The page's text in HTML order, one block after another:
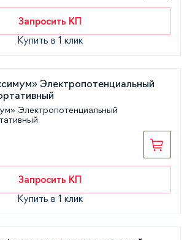
Запросить КП
Купить в 1 клик
Электропотенциальный
Запросить КП
Купить в 1 клик